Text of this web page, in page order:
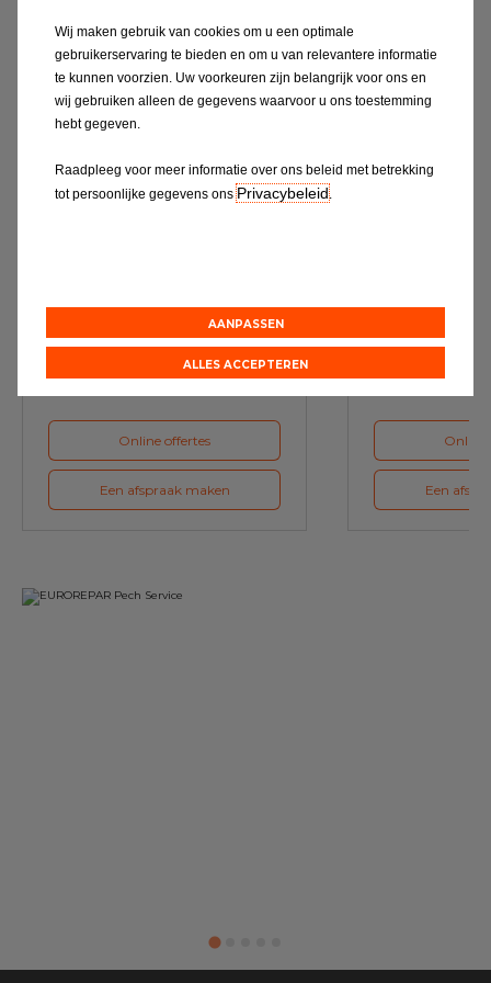
Ontdek alles
Maak bij ons een afspraak voor
het volgende onderhoud van uw
Online offertes
Een afspraak maken
ons een
Online
Een
Wij maken gebruik van cookies om u een optimale
gebruikerservaring te bieden en om u van relevantere informatie
te kunnen voorzien. Uw voorkeuren zijn belangrijk voor ons en
wij gebruiken alleen de gegevens waarvoor u ons toestemming
hebt gegeven.
Raadpleeg voor meer informatie over ons beleid met betrekking
tot persoonlijke gegevens onsPrivacybeleid.
AANPASSEN
ALLES ACCEPTEREN